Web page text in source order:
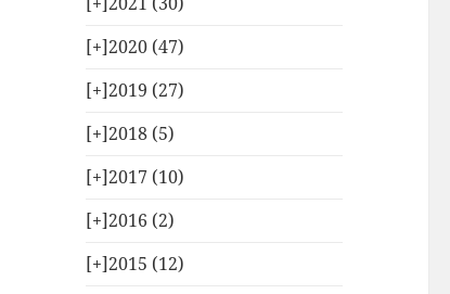
[+]2020 (47)
[+]2019 (27)
[+]2018 (5)
[+]2017 (10)
[+]2016 (2)
[+]2015 (12)